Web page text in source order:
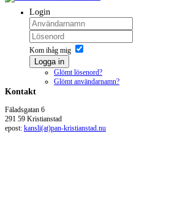
Login
Kom ihåg mig
Logga in
Glömt lösenord?
Glömt användarnamn?
Kontakt
Fäladsgatan 6
291 59 Kristianstad
epost: kansli(at)pan-kristianstad.nu